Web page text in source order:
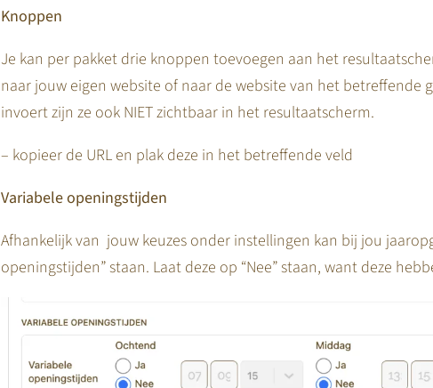
Knoppen
Je kan per pakket drie knoppen toevoegen aan het
naar jouw eigen website of naar de website van het betreffende
invoert zijn ze ook NIET zichtbaar in het resultaatscherm.
– kopieer de URL en plak deze in het betreffende veld
Variabele openingstijden
Afhankelijk van jouw keuzes onder instellingen kan bij jou
openingstijden” staan. Laat deze op “Nee” staan, want deze